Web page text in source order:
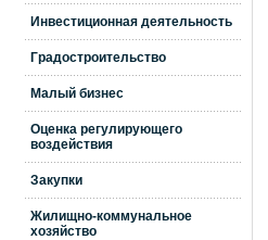
Инвестиционная деятельность
Градостроительство
Малый бизнес
Оценка регулирующего
воздействия
Закупки
Жилищно-коммунальное
хозяйство